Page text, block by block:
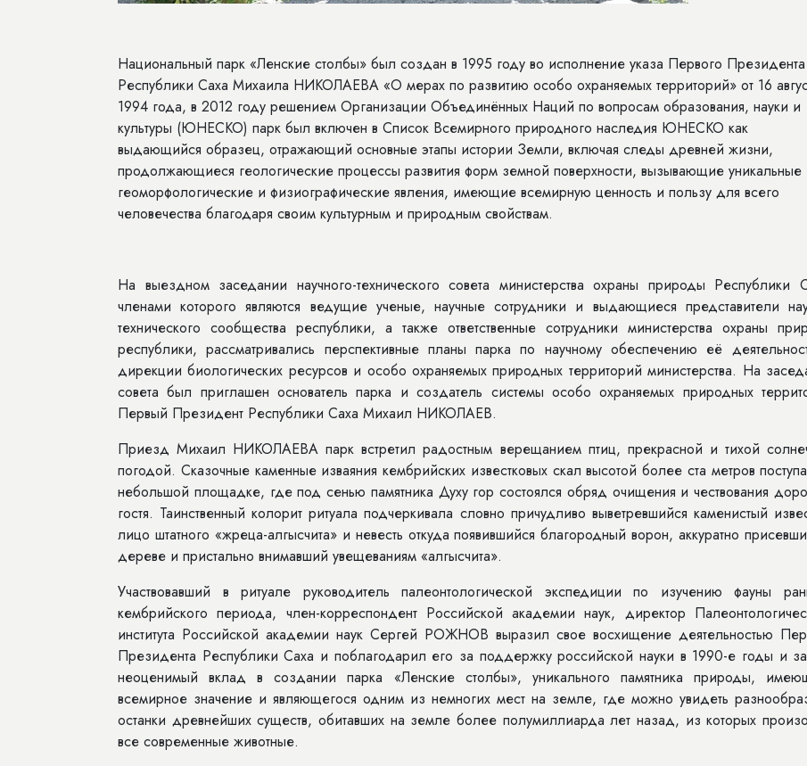
Национальный парк «Ленские столбы» был создан в 1995 году во исполнение указа Первого Президента
Республики Саха Михаила НИКОЛАЕВА «О мерах по развитию особо охраняемых территорий» от 16
1994 года, в 2012 году решением Организации Объединённых Наций по вопросам образования, науки и
культуры (ЮНЕСКО) парк был включен в Список Всемирного природного наследия ЮНЕСКО как
выдающийся образец, отражающий основные этапы истории Земли, включая следы древней жизни,
продолжающиеся геологические процессы развития форм земной поверхности, вызывающие уникальные
геоморфологические и физиографические явления, имеющие всемирную ценность и пользу для всего
человечества благодаря своим культурным и природным свойствам.
На выездном заседании научного-технического совета министерства охраны природы Республики
членами которого являются ведущие ученые, научные сотрудники и выдающиеся представители
технического сообщества республики, а также ответственные сотрудники министерства охраны
республики, рассматривались перспективные планы парка по научному обеспечению её
дирекции биологических ресурсов и особо охраняемых природных территорий министерства. На
совета был приглашен основатель парка и создатель системы особо охраняемых природных
Первый Президент Республики Саха Михаил НИКОЛАЕВ.
Приезд Михаил НИКОЛАЕВА парк встретил радостным верещанием птиц, прекрасной и тихой
погодой. Сказочные каменные изваяния кембрийских известковых скал высотой более ста метров
небольшой площадке, где под сенью памятника Духу гор состоялся обряд очищения и чествования
гостя. Таинственный колорит ритуала подчеркивала словно причудливо выветревшийся каменистый
лицо штатного «жреца-алгысчита» и невесть откуда появившийся благородный ворон, аккуратно
дереве и пристально внимавший увещеваниям «алгысчита».
Участвовавший в ритуале руководитель палеонтологической экспедиции по изучению фауны
кембрийского периода, член-корреспондент Российской академии наук, директор
института Российской академии наук Сергей РОЖНОВ выразил свое восхищение деятельностью
Президента Республики Саха и поблагодарил его за поддержку российской науки в 1990-е годы и
неоценимый вклад в создании парка «Ленские столбы», уникального памятника природы,
всемирное значение и являющегося одним из немногих мест на земле, где можно увидеть
останки древнейших существ, обитавших на земле более полумиллиарда лет назад, из которых
все современные животные.